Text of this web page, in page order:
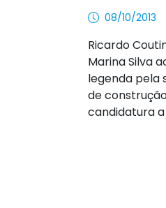
08/10/2013
Ricardo
Marina Silva
legenda pela
de
candidatura